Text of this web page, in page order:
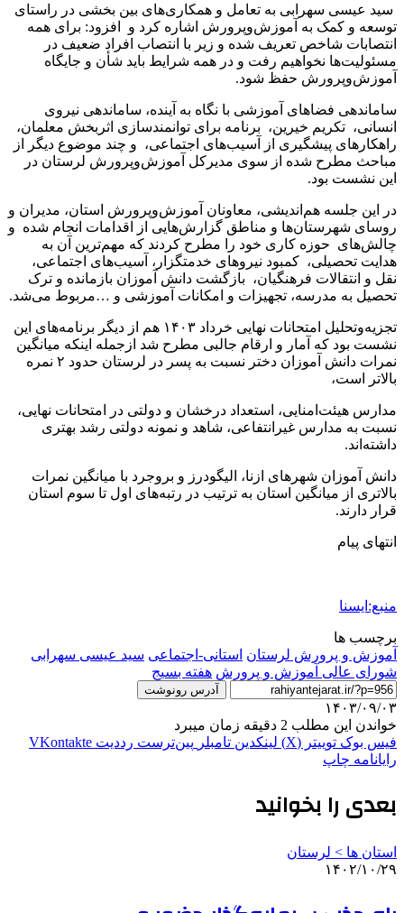
سید عیسی سهرابی به تعامل و همکاری‌های بین بخشی در راستای
توسعه و کمک به آموزش‌وپرورش اشاره کرد و افزود: برای همه
انتصابات شاخص تعریف شده و زیر با انتصاب افراد ضعیف در
مسئولیت‌ها نخواهیم رفت و در همه شرایط باید شأن و جایگاه
آموزش‌وپرورش حفظ شود.
ساماندهی فضاهای آموزشی با نگاه به آینده، ساماندهی نیروی
انسانی، تکریم خیرین، برنامه برای توانمندسازی اثربخش معلمان،
راهکارهای پیشگیری از آسیب‌های اجتماعی، و چند موضوع دیگر از
مباحث مطرح شده از سوی مدیرکل آموزش‌وپرورش لرستان در
این نشست بود.
در این جلسه هم‌اندیشی، معاونان آموزش‌وپرورش استان، مدیران و
روسای شهرستان‌ها و مناطق گزارش‌هایی از اقدامات انجام شده و
چالش‌های حوزه کاری خود را مطرح کردند که مهم‌ترین آن به
هدایت تحصیلی، کمبود نیروهای خدمتگزار، آسیب‌های اجتماعی،
نقل و انتقالات فرهنگیان، بازگشت دانش آموزان بازمانده و ترک
تحصیل به مدرسه، تجهیزات و امکانات آموزشی و …مربوط می‌شد.
تجزیه‌وتحلیل امتحانات نهایی خرداد ۱۴۰۳ هم از دیگر برنامه‌های این
نشست بود که آمار و ارقام جالبی مطرح شد ازجمله اینکه میانگین
نمرات دانش آموزان دختر نسبت به پسر در لرستان حدود ۲ نمره
بالاتر است،
مدارس هیئت‌امنایی، استعداد درخشان و دولتی در امتحانات نهایی،
نسبت به مدارس غیرانتفاعی، شاهد و نمونه دولتی رشد بهتری
داشته‌اند.
دانش آموزان شهرهای ازنا، الیگودرز و بروجرد با میانگین نمرات
بالاتری از میانگین استان به ترتیب در رتبه‌های اول تا سوم استان
قرار دارند.
انتهای پیام
منبع:ایسنا
برچسب ها
آموزش و پرورش لرستان استانی-اجتماعی سید عیسی سهرابی
شورای عالی آموزش و پرورش هفته بسیج
آدرس رونوشت
۱۴۰۳/۰۹/۰۳
خواندن این مطلب 2 دقیقه زمان میبرد
فیس بوک توییتر (X) لینکدین ‫تامبلر ‫پین‌ترست ‫رددیت ‫VKontakte
رایانامه چاپ
بعدی را بخوانید
استان ها > لرستان
۱۴۰۲/۱۰/۲۹